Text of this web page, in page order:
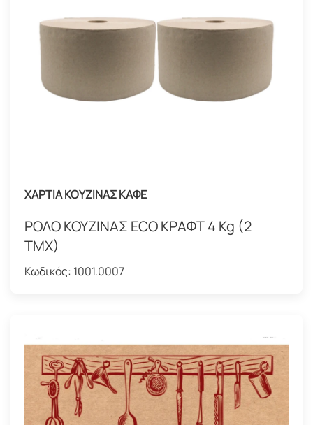
ΧΑΡΤΙΑ ΚΟΥΖΙΝΑΣ ΚΑΦΕ
ΡΟΛΟ ΚΟΥΖΙΝΑΣ ECO ΚΡΑΦΤ 4 Kg (2
TMX)
Κωδικός: 1001.0007